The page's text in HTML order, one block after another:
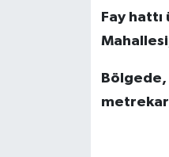
Fay
Bölgede,